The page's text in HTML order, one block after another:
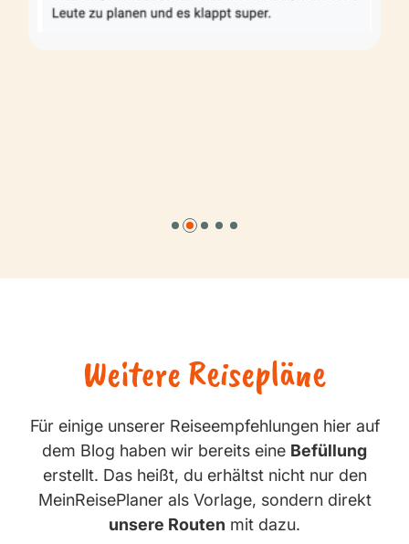
Weitere Reisepläne
Für einige unserer Reiseempfehlungen hier auf
dem Blog haben wir bereits eine Befüllung
erstellt. Das heißt, du erhältst nicht nur den
MeinReisePlaner als Vorlage, sondern direkt
unsere Routen mit dazu.